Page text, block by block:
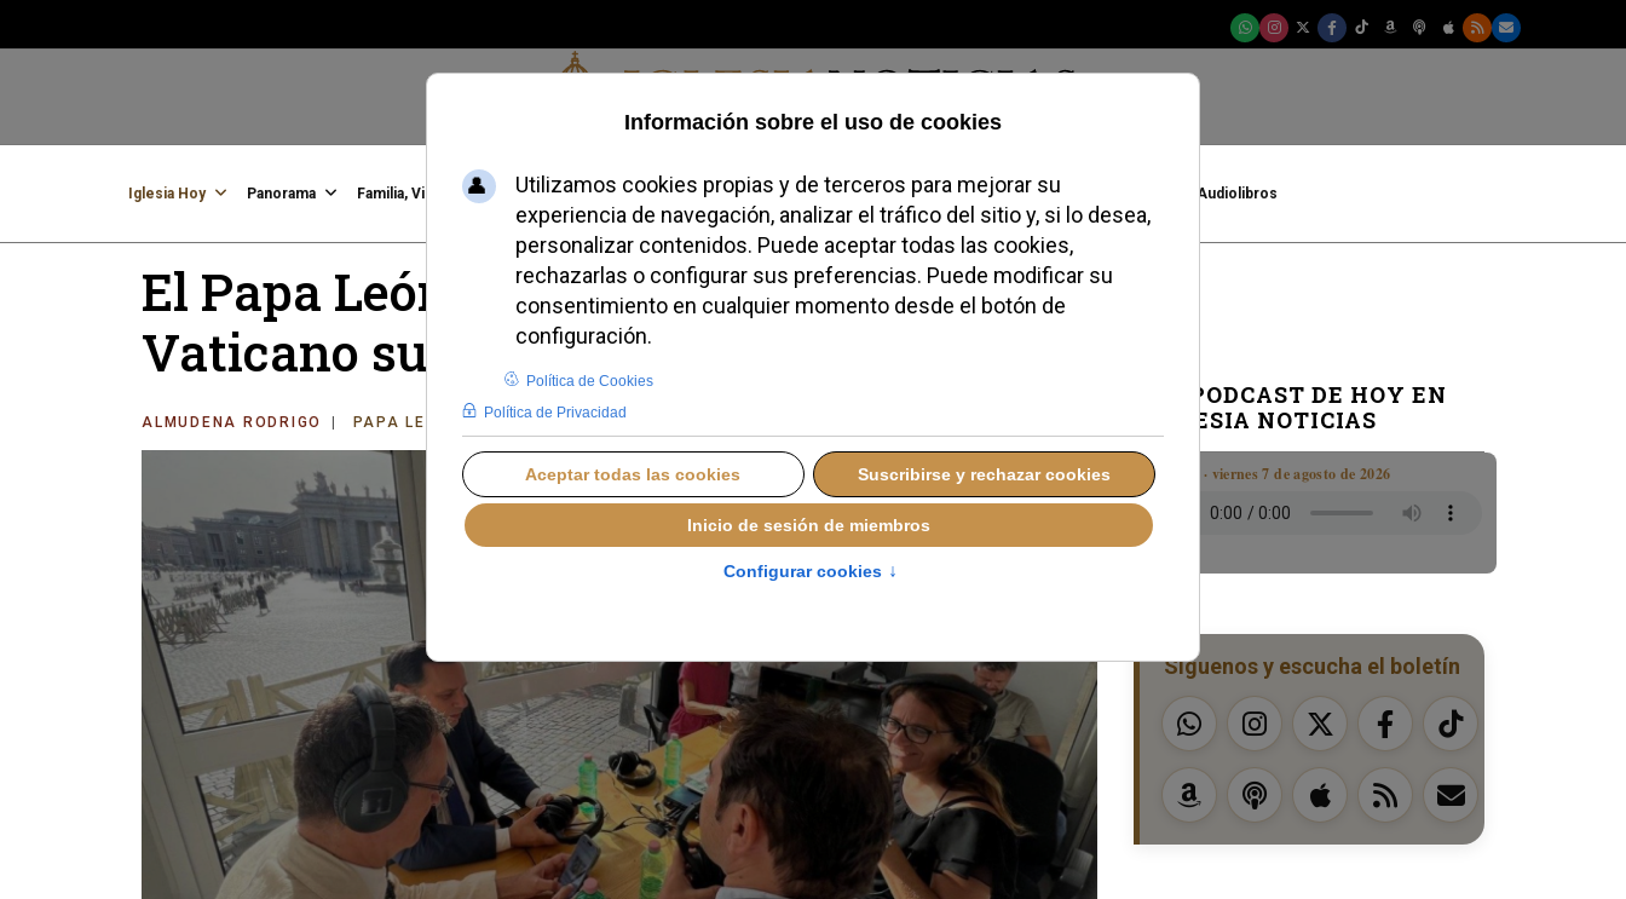
Viernes, 07 de agosto de 2026
Iglesia Hoy Panorama Familia, Vida, Identidad Credofobiómetro Blogs Temas Buscar #JovenesConFe Podcast Audiolibros
El Papa León XIV agradece a Radio
Vaticano su labor evangelizadora
ALMUDENA RODRIGO PAPA LEÓN XIV DOMINGO, 27 JULIO 2025 16:24
EL PODCAST DE HOY EN
IGLESIA NOTICIAS
Boletín · viernes 7 de agosto de 2026
Síguenos y escucha el boletín